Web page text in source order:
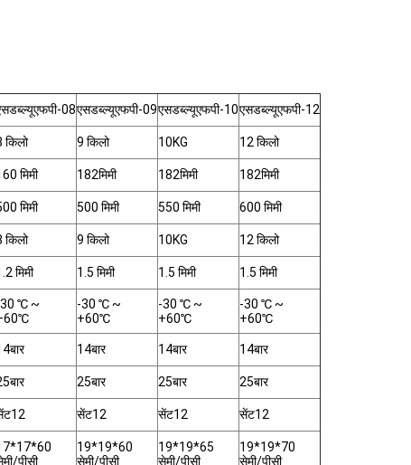
08एसडब्ल्यूएफपी-09एसडब्ल्यूएफपी-10एसडब्ल्यूएफपी-12
किलो 9 किलो 10KG
12 किलो
मिमी 182मिमी 182मिमी
182मिमी
मिमी 500 मिमी 550 मिमी
600 मिमी
किलो 9 किलो 10KG
12 किलो
मिमी 1.5 मिमी 1.5 मिमी 1.5 मिमी
℃ ~
-30 ℃ ~
+60℃
-30 ℃ ~
+60℃
-30 ℃ ~
+60℃
14बार 14बार
14बार
25बार 25बार 25बार
सेंट12 सेंट12 सेंट12
पीसी
19*19*60
सेमी/पीसी
19*19*65
सेमी/पीसी
19*19*70
सेमी/पीसी